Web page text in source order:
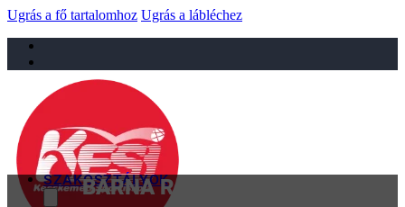
Ugrás a fő tartalomhoz Ugrás a lábléchez
sportiskola@juniorsportkft.hu
SZAKOSZTÁLYOK
BARNA RÓZI BRONZÉRMES A